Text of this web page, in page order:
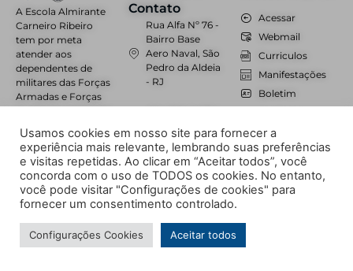
A Escola Almirante
Carneiro Ribeiro
tem por meta
atender aos
dependentes de
militares das Forças
Armadas e Forças
oferecendo ainda
vagas à
comunidade civil.
Contato
Rua Alfa Nº 76 -
Bairro Base
Aero Naval, São
Pedro da Aldeia
- RJ
(22) 2621-4151 /
(22) 99218-6271
secretaria@eacr.com.br
Acessar
Webmail
Curriculos
Manifestações
Boletim
Trabalhe
Conosco
Usamos cookies em nosso site para fornecer a
experiência mais relevante, lembrando suas preferências
e visitas repetidas. Ao clicar em “Aceitar todos”, você
concorda com o uso de TODOS os cookies. No entanto,
você pode visitar "Configurações de cookies" para
fornecer um consentimento controlado.
Configurações Cookies Aceitar todos